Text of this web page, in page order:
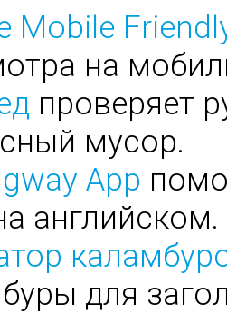
Mobile
на
проверяет
мусор.
App
английском.
для